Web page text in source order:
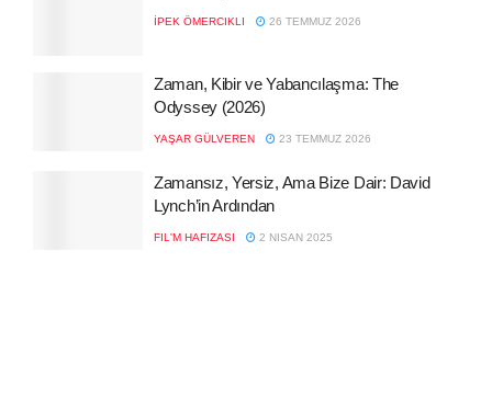
İPEK ÖMERCIKLI 26 TEMMUZ 2026
Zaman, Kibir ve Yabancılaşma: The
Odyssey (2026)
YAŞAR GÜLVEREN 23 TEMMUZ 2026
Zamansız, Yersiz, Ama Bize Dair: David
Lynch’in Ardından
FIL'M HAFIZASI 2 NISAN 2025